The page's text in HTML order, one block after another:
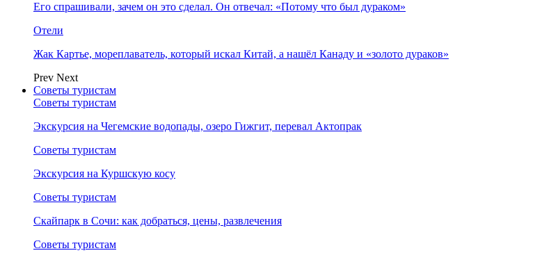
Его спрашивали, зачем он это сделал. Он отвечал: «Потому что был дураком»
Отели
Жак Картье, мореплаватель, который искал Китай, а нашёл Канаду и «золото дураков»
Prev Next
Советы туристам
Советы туристам
Экскурсия на Чегемские водопады, озеро Гижгит, перевал Актопрак
Советы туристам
Экскурсия на Куршскую косу
Советы туристам
Скайпарк в Сочи: как добраться, цены, развлечения
Советы туристам